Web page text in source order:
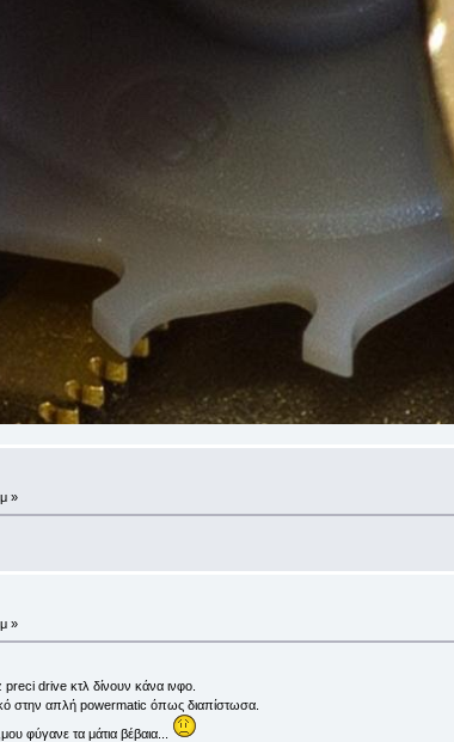
»
»
preci drive κτλ δίνουν κάνα ινφο.
στην απλή powermatic όπως διαπίστωσα.
φύγανε τα μάτια βέβαια...